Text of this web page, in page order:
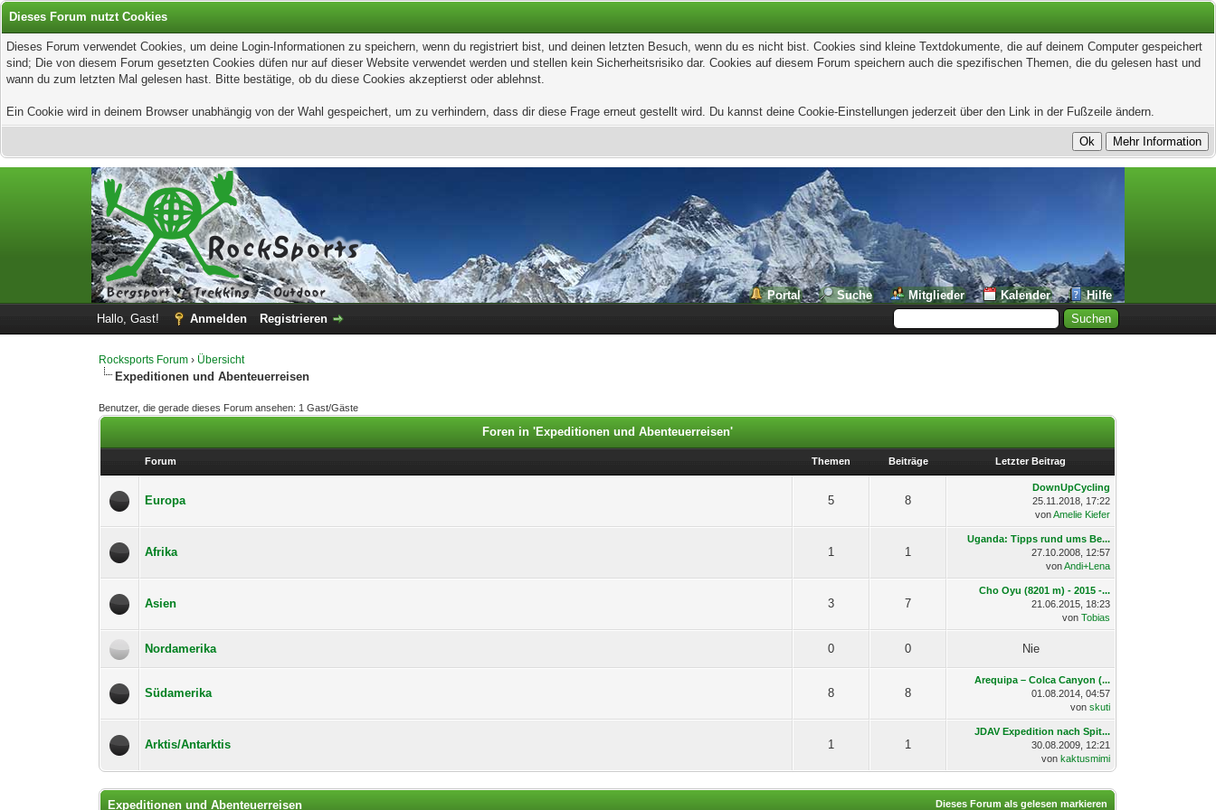
Dieses Forum nutzt Cookies
Dieses Forum verwendet Cookies, um deine Login-Informationen zu speichern, wenn du registriert bist, und deinen letzten Besuch, wenn du es nicht bist. Cookies sind kleine Textdokumente, die auf deinem Computer gespeichert
sind; Die von diesem Forum gesetzten Cookies düfen nur auf dieser Website verwendet werden und stellen kein Sicherheitsrisiko dar. Cookies auf diesem Forum speichern auch die spezifischen Themen, die du gelesen hast und
wann du zum letzten Mal gelesen hast. Bitte bestätige, ob du diese Cookies akzeptierst oder ablehnst.
Ein Cookie wird in deinem Browser unabhängig von der Wahl gespeichert, um zu verhindern, dass dir diese Frage erneut gestellt wird. Du kannst deine Cookie-Einstellungen jederzeit über den Link in der Fußzeile ändern.
Portal Suche Mitglieder Kalender
Hilfe
Hallo, Gast!
Anmelden Registrieren
Rocksports Forum › Übersicht
Expeditionen und Abenteuerreisen
Benutzer, die gerade dieses Forum ansehen: 1 Gast/Gäste
Foren in 'Expeditionen und Abenteuerreisen'
Forum Themen Beiträge Letzter Beitrag
Europa 5 8
DownUpCycling
25.11.2018, 17:22
vonAmelie Kiefer
Afrika 1 1
Uganda: Tipps rund ums Be...
27.10.2008, 12:57
vonAndi+Lena
Asien 3 7
Cho Oyu (8201 m) - 2015 -...
21.06.2015, 18:23
vonTobias
Nordamerika 0 0 Nie
Südamerika 8 8
Arequipa – Colca Canyon (...
01.08.2014, 04:57
vonskuti
Arktis/Antarktis 1 1
JDAV Expedition nach Spit...
30.08.2009, 12:21
vonkaktusmimi
Dieses Forum als gelesen markieren
Expeditionen und Abenteuerreisen